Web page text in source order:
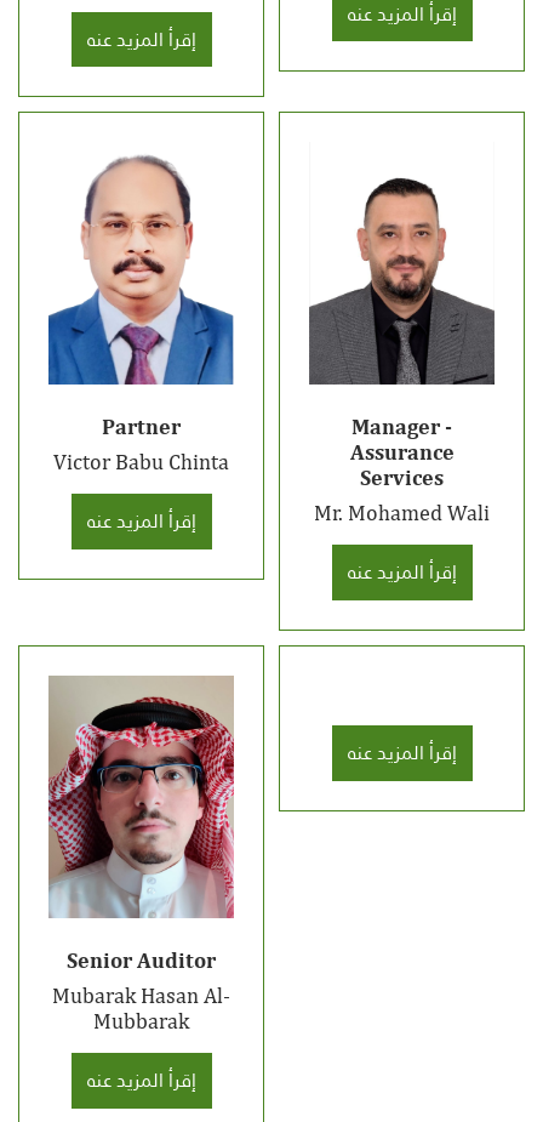
إقرأ المزيد عنه
إقرأ المزيد عنه
Partner
Victor Babu Chinta
إقرأ المزيد عنه
Manager -
Assurance
Services
Mr. Mohamed Wali
إقرأ المزيد عنه
Senior Auditor
Mubarak Hasan Al-
Mubbarak
إقرأ المزيد عنه
إقرأ المزيد عنه